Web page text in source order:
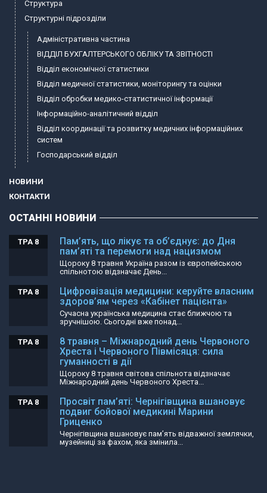
Структура
Структурні підрозділи
Адміністративна частина
ВІДДІЛ БУХГАЛТЕРСЬКОГО ОБЛІКУ ТА ЗВІТНОСТІ
Відділ економічної статистики
Відділ медичної статистики, моніторингу та оцінки
Відділ обробки медико-статистичної інформації
Інформаційно-аналітичний відділ
Відділ координації та розвитку медичних інформаційних
систем
Господарський відділ
НОВИНИ
КОНТАКТИ
ОСТАННІ НОВИНИ
Пам’ять, що лікує та об’єднує: до Дня
пам’яті та перемоги над нацизмом
ТРА 8
Щороку 8 травня Україна разом із європейською
спільнотою відзначає День...
Цифровізація медицини: керуйте власним
здоров’ям через «Кабінет пацієнта»
ТРА 8
Сучасна українська медицина стає ближчою та
зручнішою. Сьогодні вже понад...
8 травня – Міжнародний день Червоного
Хреста і Червоного Півмісяця: сила
гуманності в дії
ТРА 8
Щороку 8 травня світова спільнота відзначає
Міжнародний день Червоного Хреста...
Просвіт пам’яті: Чернігівщина вшановує
подвиг бойової медикині Марини
Гриценко
ТРА 8
Чернігівщина вшановує пам’ять відважної землячки,
музейниці за фахом, яка змінила...